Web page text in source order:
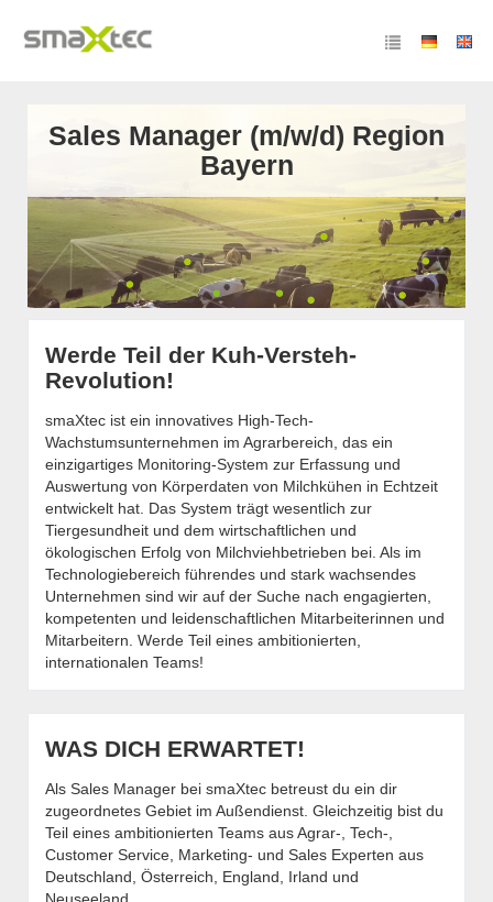
Sales Manager (m/w/d) Region
Bayern
Werde Teil der Kuh-Versteh-
Revolution!
smaXtec ist ein innovatives High-Tech-
Wachstumsunternehmen im Agrarbereich, das ein
einzigartiges Monitoring-System zur Erfassung und
Auswertung von Körperdaten von Milchkühen in Echtzeit
entwickelt hat. Das System trägt wesentlich zur
Tiergesundheit und dem wirtschaftlichen und
ökologischen Erfolg von Milchviehbetrieben bei. Als im
Technologiebereich führendes und stark wachsendes
Unternehmen sind wir auf der Suche nach engagierten,
kompetenten und leidenschaftlichen Mitarbeiter­innen und
Mitarbeitern. Werde Teil eines ambitionierten,
internationalen Teams!
WAS DICH ERWARTET!
Als Sales Manager bei smaXtec betreust du ein dir
zugeordnetes Gebiet im Außendienst. Gleichzeitig bist du
Teil eines ambitionierten Teams aus Agrar-, Tech-,
Customer Service, Marketing- und Sales Experten aus
Deutschland, Österreich, England, Irland und